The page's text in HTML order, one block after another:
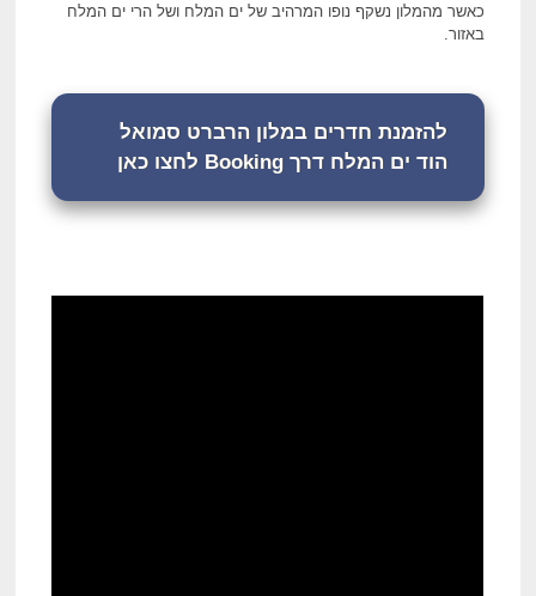
כאשר מהמלון נשקף נופו המרהיב של ים המלח ושל הרי ים המלח
באזור.
להזמנת חדרים במלון הרברט סמואל
הוד ים המלח דרך Booking לחצו כאן